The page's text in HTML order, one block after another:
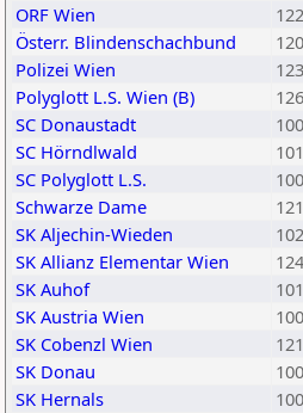
ORF Wien
Österr. Blindenschachbund
Polizei Wien
Polyglott L.S. Wien (B)
SC Donaustadt
SC Hörndlwald
SC Polyglott L.S.
Schwarze Dame
SK Aljechin-Wieden
SK Allianz Elementar Wien
SK Auhof
SK Austria Wien
SK Cobenzl Wien
SK Donau
SK Hernals